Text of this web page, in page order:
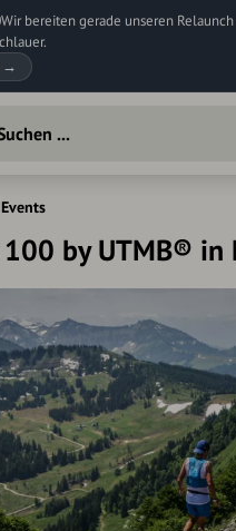
Wir bereiten gerade unseren
→
Events
by UTMB® in